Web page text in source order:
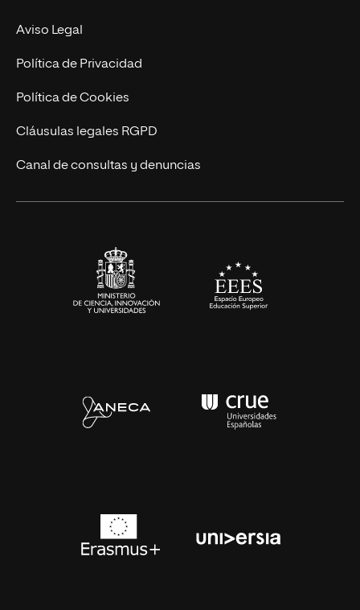
Experto Universitario
Postgrados
Cursos Universitarios
Nuestro Equipo
Trabaja en UNIR
Actualidad
UNIR Revista
Eventos
Aviso Legal
Política de Privacidad
Política de Cookies
Cláusulas legales RGPD
Canal de consultas y denuncias